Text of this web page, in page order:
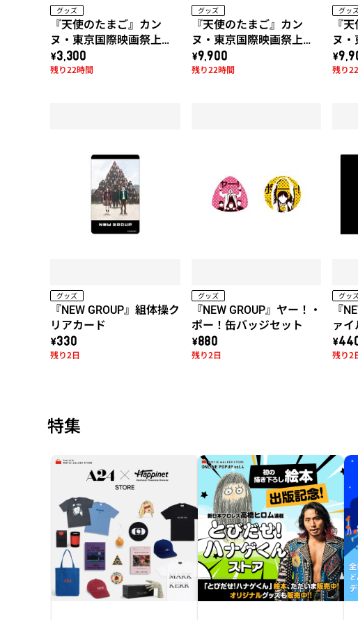
グッズ
『天使のたまご』カン
ヌ・東京国際映画祭上映
作品!! 天使のたまご「水
に棲む」トートバッグ
\3,300
残り22時間
グッズ
『天使のたまご』カン
ヌ・東京国際映画祭上映
作品!! 天使のたまご「水
に棲む」x 久米繊維コラ
\9,900
残り22時間
グッ
『
ヌ・
作品
に棲
残り
グッズ
『NEW GROUP』組体操ク
リアカード
\330
残り2日
グッズ
『NEW GROUP』ヤー！・
ポー！缶バッジセット
\880
残り2日
グッ
『
ァイ
残り2
特集